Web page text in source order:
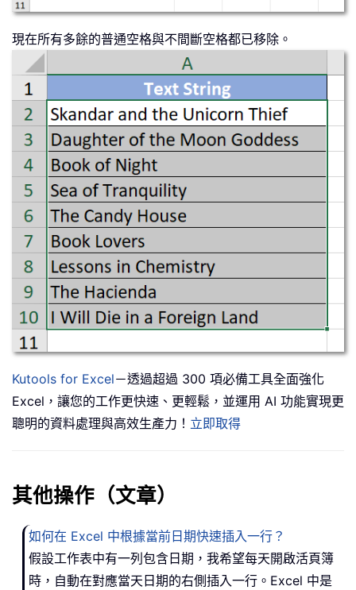
現在所有多餘的普通空格與不間斷空格都已移除。
Kutools for Excel－透過超過 300 項必備工具全面強化
Excel，讓您的工作更快速、更輕鬆，並運用 AI 功能實現更
聰明的資料處理與高效生產力！ 立即取得
其他操作（文章）
如何在 Excel 中根據當前日期快速插入一行？
假設工作表中有一列包含日期，我希望每天開啟活頁簿
時，自動在對應當天日期的右側插入一行。Excel 中是